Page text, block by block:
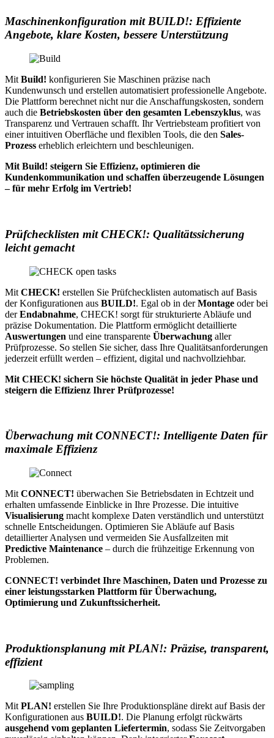
Maschinenkonfiguration mit BUILD!: Effiziente
Angebote, klare Kosten, bessere Unterstützung
Mit Build! konfigurieren Sie Maschinen präzise nach
Kundenwunsch und erstellen automatisiert professionelle Angebote.
Die Plattform berechnet nicht nur die Anschaffungskosten, sondern
auch die Betriebskosten über den gesamten Lebenszyklus, was
Transparenz und Vertrauen schafft. Ihr Vertriebsteam profitiert von
einer intuitiven Oberfläche und flexiblen Tools, die den Sales-
Prozess erheblich erleichtern und beschleunigen.
Mit Build! steigern Sie Effizienz, optimieren die
Kundenkommunikation und schaffen überzeugende Lösungen
– für mehr Erfolg im Vertrieb!
Prüfchecklisten mit CHECK!: Qualitätssicherung
leicht gemacht
Mit CHECK! erstellen Sie Prüfchecklisten automatisch auf Basis
der Konfigurationen aus BUILD!. Egal ob in derMontage oder bei
derEndabnahme, CHECK! sorgt für strukturierte Abläufe und
präzise Dokumentation. Die Plattform ermöglicht detaillierte
Auswertungen und eine transparente Überwachung aller
Prüfprozesse. So stellen Sie sicher, dass Ihre Qualitätsanforderungen
jederzeit erfüllt werden – effizient, digital und nachvollziehbar.
Mit CHECK! sichern Sie höchste Qualität in jeder Phase und
steigern die Effizienz Ihrer Prüfprozesse!
Überwachung mit CONNECT!: Intelligente Daten für
maximale Effizienz
Mit CONNECT! überwachen Sie Betriebsdaten in Echtzeit und
erhalten umfassende Einblicke in Ihre Prozesse. Die intuitive
Visualisierung macht komplexe Daten verständlich und unterstützt
schnelle Entscheidungen. Optimieren Sie Abläufe auf Basis
detaillierter Analysen und vermeiden Sie Ausfallzeiten mit
Predictive Maintenance – durch die frühzeitige Erkennung von
Problemen.
CONNECT! verbindet Ihre Maschinen, Daten und Prozesse zu
einer leistungsstarken Plattform für Überwachung,
Optimierung und Zukunftssicherheit.
Produktionsplanung mit PLAN!: Präzise, transparent,
effizient
MitPLAN! erstellen Sie Ihre Produktionspläne direkt auf Basis der
Konfigurationen aus BUILD!. Die Planung erfolgt rückwärts
ausgehend vom geplanten Liefertermin, sodass Sie Zeitvorgaben